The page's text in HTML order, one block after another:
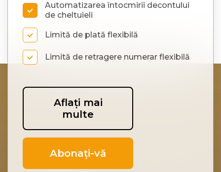
Automatizarea întocmirii decontului
de cheltuieli
Limită de plată flexibilă
Limită de retragere numerar flexibilă
Aflați mai
multe
Abonați-vă